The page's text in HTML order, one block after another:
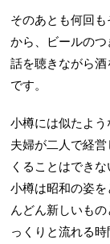
そのあとも何回
から、ビールの
話を聴きながら
です。
小樽には似たよ
夫婦が二人で経
くることはできな
小樽は昭和の姿
んどん新しいも
っくりと流れる